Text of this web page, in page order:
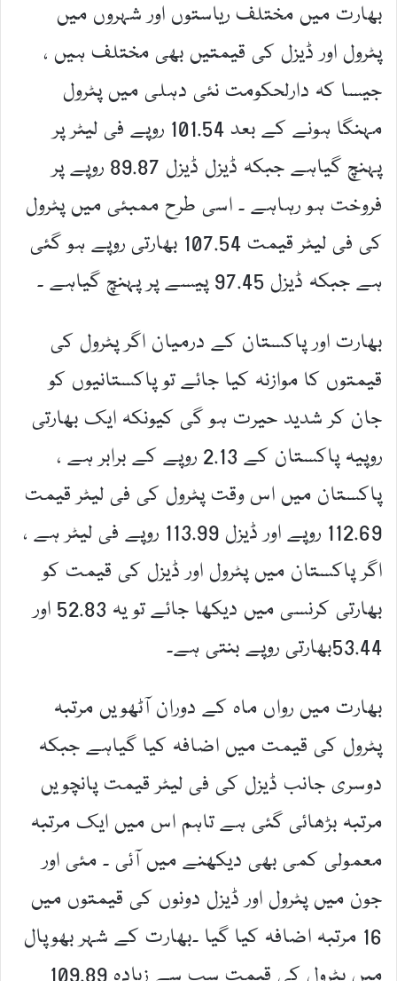
بھارت میں مختلف ریاستوں اور شہروں میں
پٹرول اور ڈیزل کی قیمتیں بھی مختلف ہیں ،
جیسا کہ دارلحکومت نئی دہلی میں پٹرول
مہنگا ہونے کے بعد 101.54 روپے فی لیٹر پر
پہنچ گیاہے جبکہ ڈیزل ڈیزل 89.87 روپے پر
فروخت ہو رہاہے ۔ اسی طرح ممبئی میں پٹرول
کی فی لیٹر قیمت 107.54 بھارتی روپے ہو گئی
ہے جبکہ ڈیزل 97.45 پیسے پر پہنچ گیاہے ۔
بھارت اور پاکستان کے درمیان اگر پٹرول کی
قیمتوں کا موازنہ کیا جائے تو پاکستانیوں کو
جان کر شدید حیرت ہو گی کیونکہ ایک بھارتی
روپیہ پاکستان کے 2.13 روپے کے برابر ہے ،
پاکستان میں اس وقت پٹرول کی فی لیٹر قیمت
112.69 روپے اور ڈیزل 113.99 روپے فی لیٹر ہے ،
اگر پاکستان میں پٹرول اور ڈیزل کی قیمت کو
بھارتی کرنسی میں دیکھا جائے تو یہ 52.83 اور
53.44بھارتی روپے بنتی ہے۔
بھارت میں رواں ماہ کے دوران آٹھویں مرتبہ
پٹرول کی قیمت میں اضافہ کیا گیاہے جبکہ
دوسری جانب ڈیزل کی فی لیٹر قیمت پانچویں
مرتبہ بڑھائی گئی ہے تاہم اس میں ایک مرتبہ
معمولی کمی بھی دیکھنے میں آئی ۔ مئی اور
جون میں پٹرول اور ڈیزل دونوں کی قیمتوں میں
16 مرتبہ اضافہ کیا گیا ۔بھارت کے شہر بھوپال